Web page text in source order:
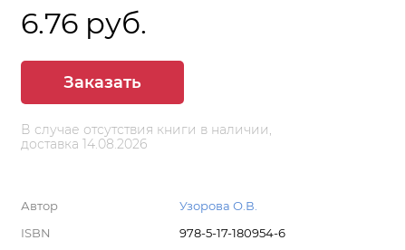
6.76 руб.
Заказать
В случае отсутствия книги в наличии,
доставка 14.08.2026
Автор
Узорова О.В.
ISBN
978-5-17-180954-6